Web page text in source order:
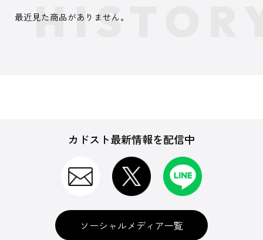
最近見た商品がありません。
カドスト最新情報を配信中
ソーシャルメディア一覧